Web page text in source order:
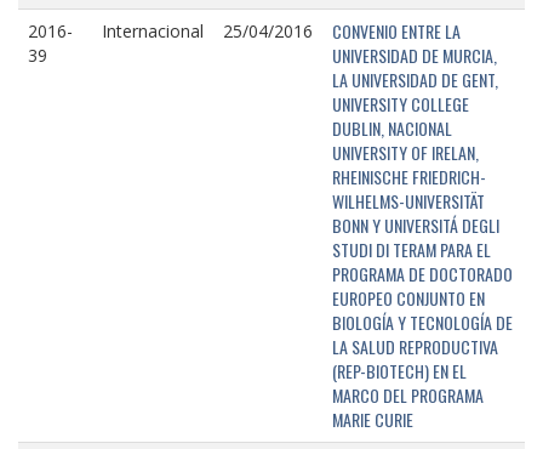
2016-
39
Internacional 25/04/2016
CONVENIO ENTRE LA
UNIVERSIDAD DE MURCIA,
LA UNIVERSIDAD DE GENT,
UNIVERSITY COLLEGE
DUBLIN, NACIONAL
UNIVERSITY OF IRELAN,
RHEINISCHE FRIEDRICH-
WILHELMS-UNIVERSITÄT
BONN Y UNIVERSITÁ DEGLI
STUDI DI TERAM PARA EL
PROGRAMA DE DOCTORADO
EUROPEO CONJUNTO EN
BIOLOGÍA Y TECNOLOGÍA DE
LA SALUD REPRODUCTIVA
(REP-BIOTECH) EN EL
MARCO DEL PROGRAMA
MARIE CURIE